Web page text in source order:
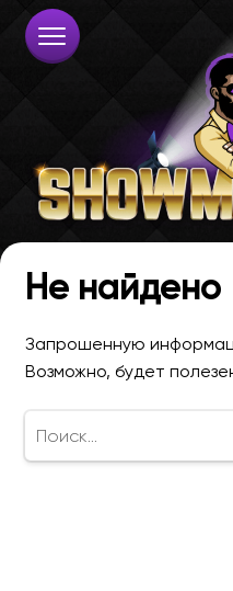
Не найдено
Запрошенную
Возможно, будет